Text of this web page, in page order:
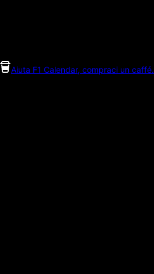
Aiuta F1 Calendar, compraci un caffé.